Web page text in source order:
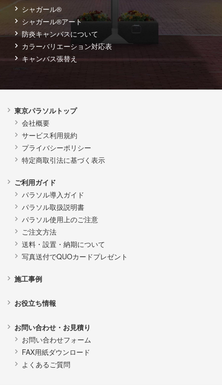
シャガール®
シャガール®アート
防炎キャンバスについて
カラーバリエーション対応表
キャンバス張替え
東京パラソルトップ
会社概要
サービス利用規約
プライバシーポリシー
特定商取引法に基づく表示
ご利用ガイド
パラソル導入ガイド
パラソル取扱説明書
パラソル使用上のご注意
ご注文方法
送料・設置・納期について
写真送付でQUOカードプレゼント
施工事例
お役立ち情報
お問い合わせ・お見積り
お問い合わせフォーム
FAX用紙ダウンロード
よくあるご質問